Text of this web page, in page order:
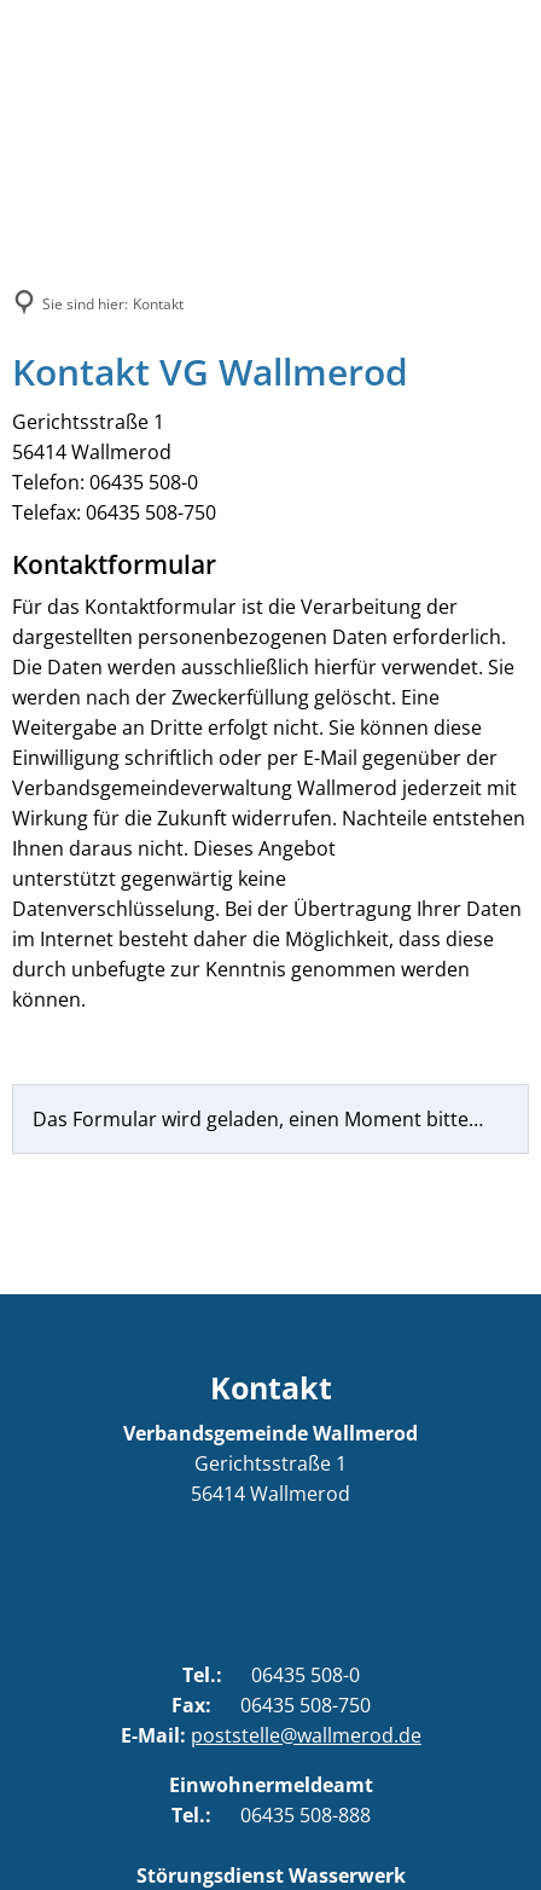
Sie sind hier: Kontakt
Kontakt VG Wallmerod
Gerichtsstraße 1
56414 Wallmerod
Telefon: 06435 508-0
Telefax: 06435 508-750
Kontaktformular
Für das Kontaktformular ist die Verarbeitung der
dargestellten personenbezogenen Daten erforderlich.
Die Daten werden ausschließlich hierfür verwendet. Sie
werden nach der Zweckerfüllung gelöscht. Eine
Weitergabe an Dritte erfolgt nicht. Sie können diese
Einwilligung schriftlich oder per E-Mail gegenüber der
Verbandsgemeindeverwaltung Wallmerod jederzeit mit
Wirkung für die Zukunft widerrufen. Nachteile entstehen
Ihnen daraus nicht. Dieses Angebot
unterstützt gegenwärtig keine
Datenverschlüsselung. Bei der Übertragung Ihrer Daten
im Internet besteht daher die Möglichkeit, dass diese
durch unbefugte zur Kenntnis genommen werden
können.
Das Formular wird geladen, einen Moment bitte…
Kontakt
Verbandsgemeinde Wallmerod
Gerichtsstraße 1
56414Wallmerod
Tel.:
06435 508-0
Fax: 06435 508-750
E-Mail: poststelle@wallmerod.de
Einwohnermeldeamt
Tel.: 06435 508-888
Störungsdienst Wasserwerk